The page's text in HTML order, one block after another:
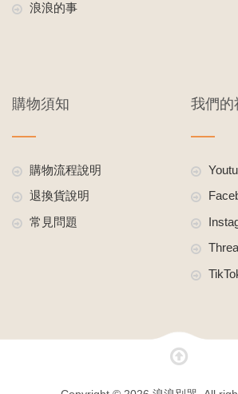
浪浪的事
購物須知
購物流程說明
退換貨說明
常見問題
我們的